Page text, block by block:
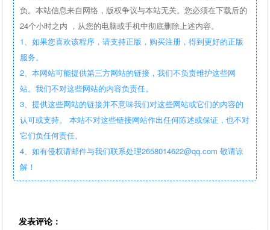
负。本站信息来自网络，版权争议与本站无关。您必须在下载后的
24个小时之内 ，从您的电脑或手机中彻底删除上述内容。
1、如果您喜欢该程序，请支持正版，购买注册，得到更好的正版
服务。
2、本网站可能提供第三方网站的链接，我们不负责维护这些网
站。我们不对这些网站的内容负责任。
3、提供这些网站的链接并不意味我们对这些网站或它们的内容的
认可或支持。 本站不对这些链接网站作出任何陈述或保证，也不对
它们负任何责任。
4、如有侵权请邮件与我们联系处理2658014622@qq.com 敬请谅
解！
发表评论：